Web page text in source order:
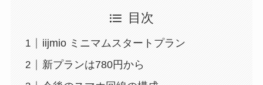
目次
iijmio ミニマムスタートプラン
新プランは780円から